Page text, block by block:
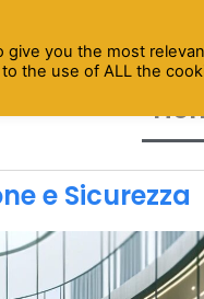
e Sicurezza
you the most
the use of ALL the